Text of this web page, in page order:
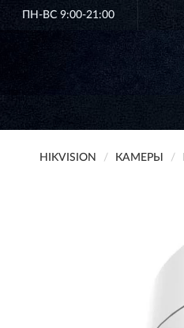
ПН-ВС 9:00-21:00
HIKVISION КАМЕРЫ